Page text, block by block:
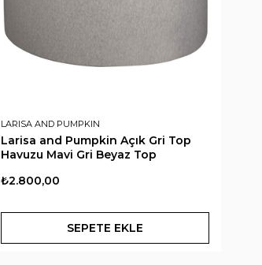
LARISA AND PUMPKIN
Larisa and Pumpkin Açık Gri Top
Havuzu Mavi Gri Beyaz Top
₺2.800,00
SEPETE EKLE